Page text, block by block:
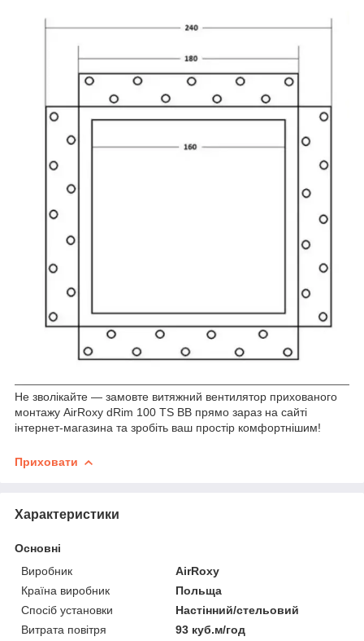
Не зволікайте — замовте витяжний вентилятор прихованого
монтажу AirRoxy dRim 100 TS BB прямо зараз на сайті
інтернет-магазина та зробіть ваш простір комфортнішим!
Приховати
Характеристики
Основні
Виробник
AirRoxy
Країна виробник
Польща
Спосіб установки
Настінний/стельовий
Витрата повітря
93 куб.м/год